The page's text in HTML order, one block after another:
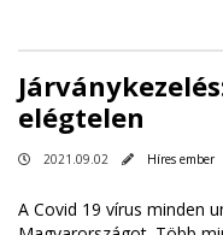
elégtelen
2021.09.02 Híres ember
A Covid 19 vírus minden